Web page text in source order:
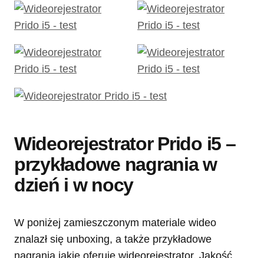
Wideorejestrator Prido i5 –
przykładowe nagrania w
dzień i w nocy
W poniżej zamieszczonym materiale wideo
znalazł się unboxing, a także przykładowe